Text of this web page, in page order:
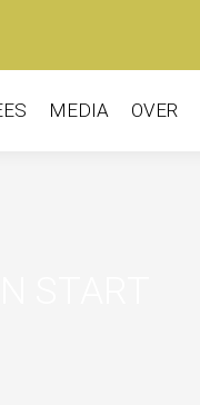
MEDIA OVER